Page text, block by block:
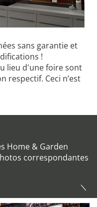
sans garantie et
!
lieu d'une foire sont
respectif. Ceci n’est
Home & Garden
correspondantes